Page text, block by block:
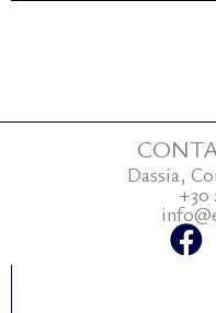
Dassia,
+30
F
a